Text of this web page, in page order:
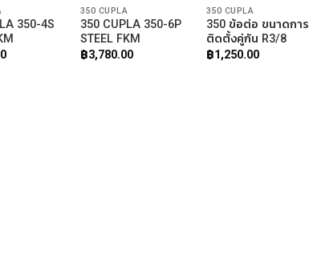
350-4S
350 CUPLA
350 CUPLA 350-6P
STEEL FKM
฿3,780.00
350 CUPLA
350 ข้อต่อ ขนาดการ
ติดตั้งคู่กัน R3/8
฿1,250.00